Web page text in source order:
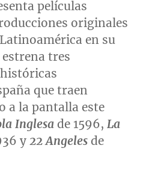
películas
originales
en su
tres
que traen
a la pantalla este
Inglesade 1596, La
y 22 Angelesde